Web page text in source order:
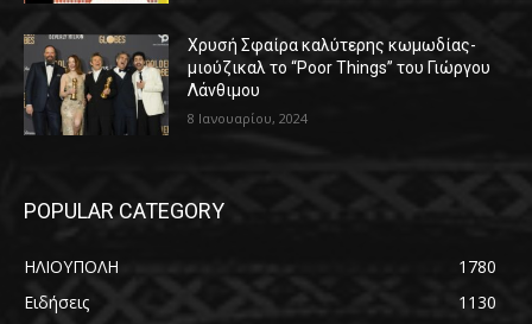
Χρυσή Σφαίρα καλύτερης κωμωδίας-
μιούζικαλ το “Poor Things” του Γιώργου
Λάνθιμου
8 Ιανουαρίου, 2024
POPULAR CATEGORY
ΗΛΙΟΥΠΟΛΗ
1780
Ειδήσεις
1130